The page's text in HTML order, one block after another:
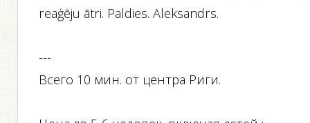
reaģēju ātri. Paldies. Aleksandrs.
---
Всего 10 мин. от центра Риги.